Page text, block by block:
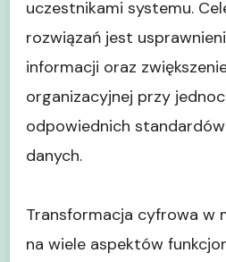
uczestnikami systemu.
rozwiązań jest
informacji oraz
organizacyjnej przy
odpowiednich
danych.
Transformacja cyfrowa w
na wiele aspektów